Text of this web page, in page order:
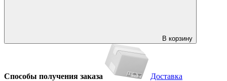
В корзину
Способы получения заказа Доставка